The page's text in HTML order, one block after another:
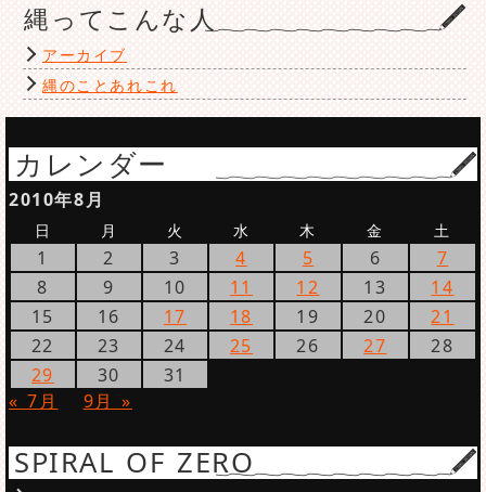
縄ってこんな人
アーカイブ
縄のことあれこれ
カレンダー
2010年8月
日 月 火 水 木 金 土
1 2 3 4 5 6
7
8
9 10 11 12 13
14
15
16 17 18 19 20
21
22
23 24 25 26 27
28
29
30
31
« 7月
9月 »
SPIRAL OF ZERO